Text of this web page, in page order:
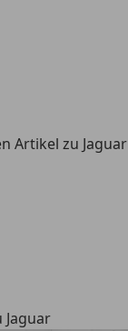
Artikel zu Jaguar
Jaguar